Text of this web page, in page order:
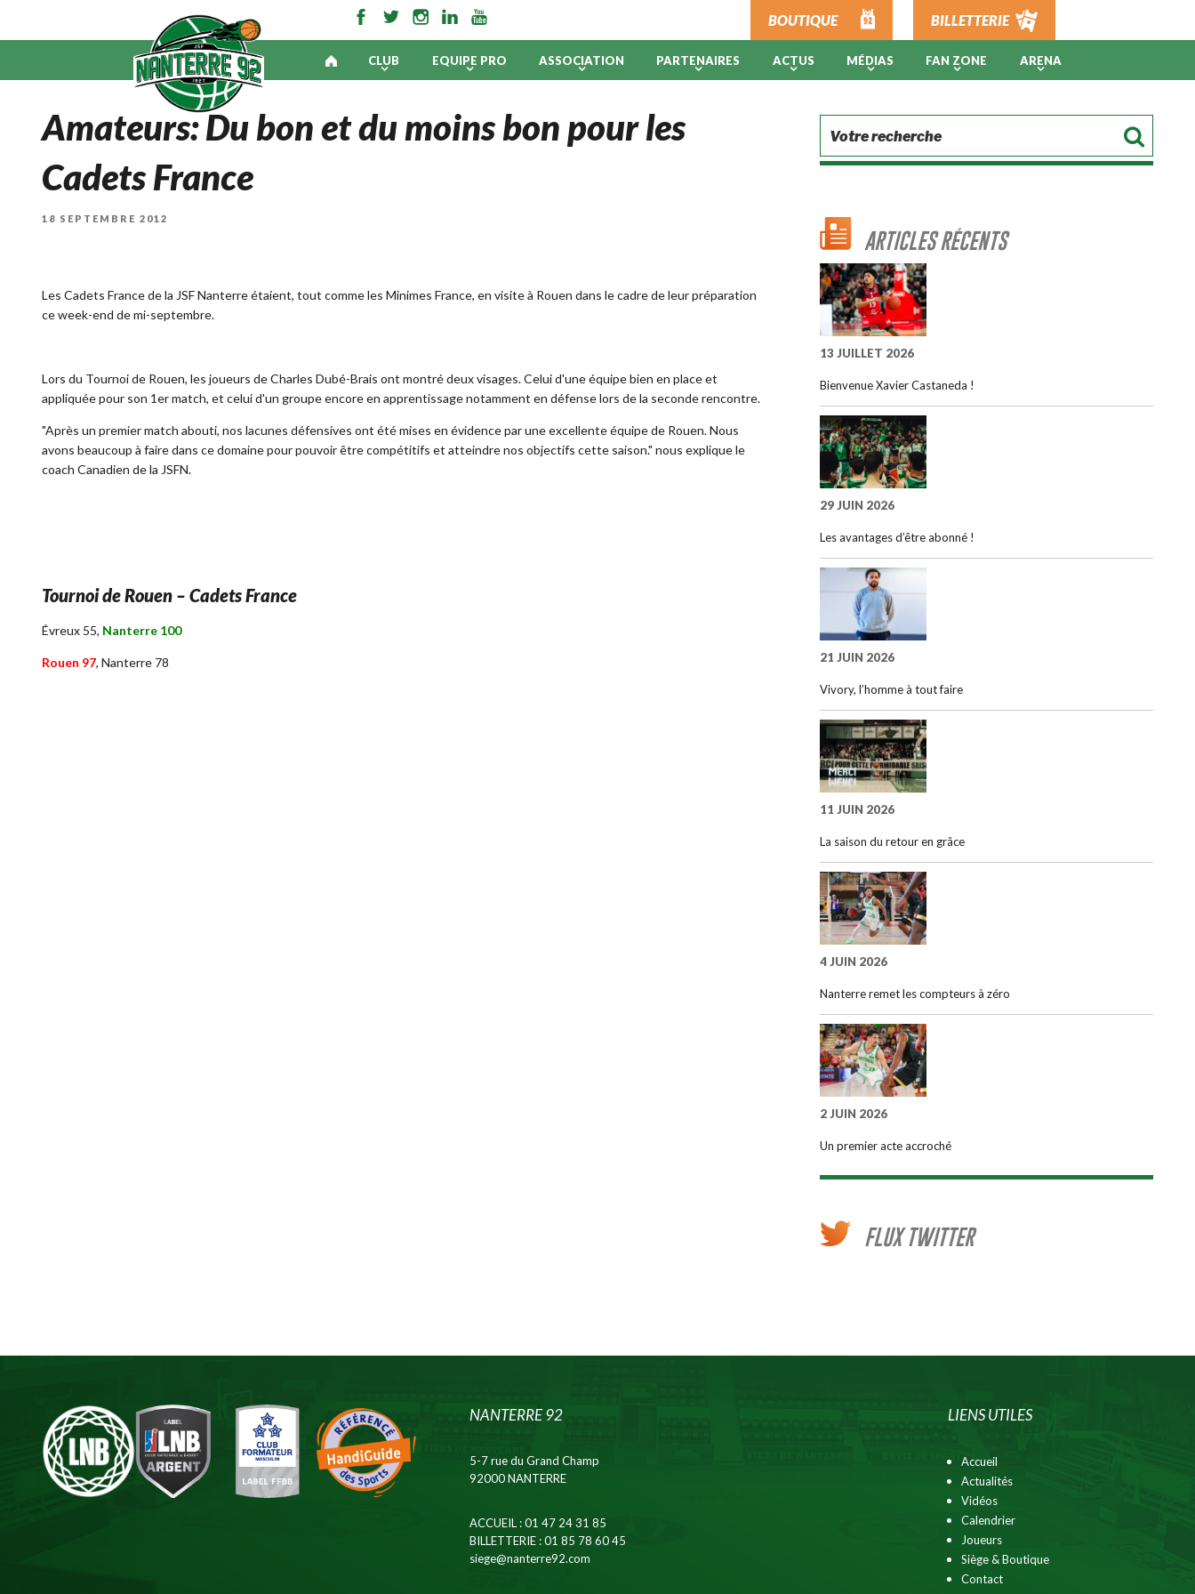
BOUTIQUE BILLETTERIE
CLUB EQUIPE PRO ASSOCIATION PARTENAIRES ACTUS MÉDIAS FAN ZONE ARENA
Amateurs: Du bon et du moins bon pour les
Cadets France
PUBLIÉ
18 SEPTEMBRE 2012
Les Cadets France de la JSF Nanterre étaient, tout comme les Minimes France, en visite à Rouen dans le cadre de leur préparation
ce week-end de mi-septembre.
Lors du Tournoi de Rouen, les joueurs de Charles Dubé-Brais ont montré deux visages. Celui d'une équipe bien en place et
appliquée pour son 1er match, et celui d'un groupe encore en apprentissage notamment en défense lors de la seconde rencontre.
"Après un premier match abouti, nos lacunes défensives ont été mises en évidence par une excellente équipe de Rouen. Nous
avons beaucoup à faire dans ce domaine pour pouvoir être compétitifs et atteindre nos objectifs cette saison." nous explique le
coach Canadien de la JSFN.
Tournoi de Rouen – Cadets France
Évreux 55, Nanterre 100
Rouen 97, Nanterre 78
ARTICLES RÉCENTS
13 JUILLET 2026
Bienvenue Xavier Castaneda !
29 JUIN 2026
Les avantages d’être abonné !
21 JUIN 2026
Vivory, l’homme à tout faire
11 JUIN 2026
La saison du retour en grâce
4 JUIN 2026
Nanterre remet les compteurs à zéro
2 JUIN 2026
Un premier acte accroché
FLUX TWITTER
NANTERRE 92
5-7 rue du Grand Champ
92000 NANTERRE
ACCUEIL : 01 47 24 31 85
BILLETTERIE : 01 85 78 60 45
siege@nanterre92.com
LIENS UTILES
Accueil
Actualités
Vidéos
Calendrier
Joueurs
Siège & Boutique
Contact